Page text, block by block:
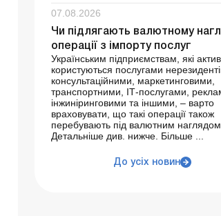
07.08.2026
Чи підлягають валютному
операції з імпорту послуг
Українським підприємствам, які
користуються послугами
консультаційними, маркетинговими,
транспортними, ІТ-послугами,
інжиніринговими та іншими, – варто
враховувати, що такі операції також
перебувають під валютним наглядом.
Детальніше див. нижче. Більше ...
До усіх новин